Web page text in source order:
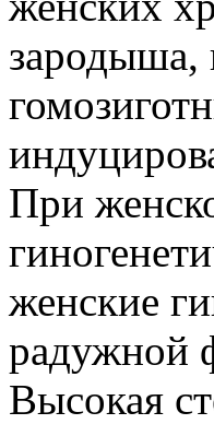
зародыша,
При
женские
радужной
Высокая